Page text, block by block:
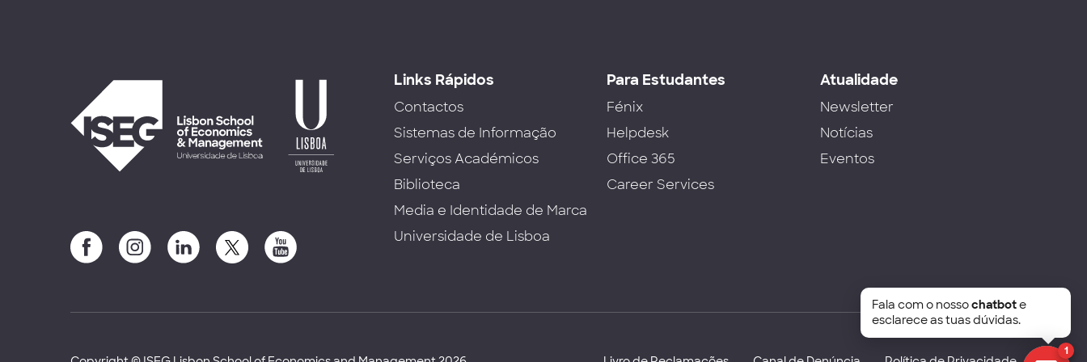
Links Rápidos
Contactos
Sistemas de Informação
Serviços Académicos
Biblioteca
Media e Identidade de Marca
Universidade de Lisboa
Para Estudantes
Fénix
Helpdesk
Office 365
Career Services
Atualidade
Newsletter
Notícias
Eventos
1
Fala com o nossochatbote
esclarece as tuas dúvidas.